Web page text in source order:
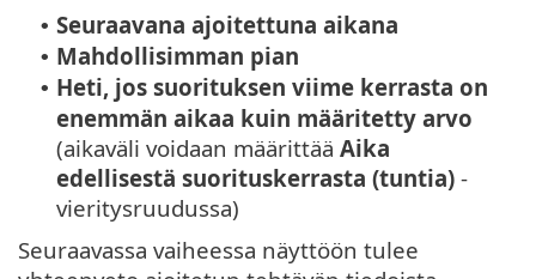
• Seuraavana ajoitettuna aikana
• Mahdollisimman pian
• Heti, jos suorituksen viime kerrasta on
enemmän aikaa kuin määritetty arvo
(aikaväli voidaan määrittää Aika
edellisestä suorituskerrasta (tuntia) -
vieritysruudussa)
Seuraavassa vaiheessa näyttöön tulee